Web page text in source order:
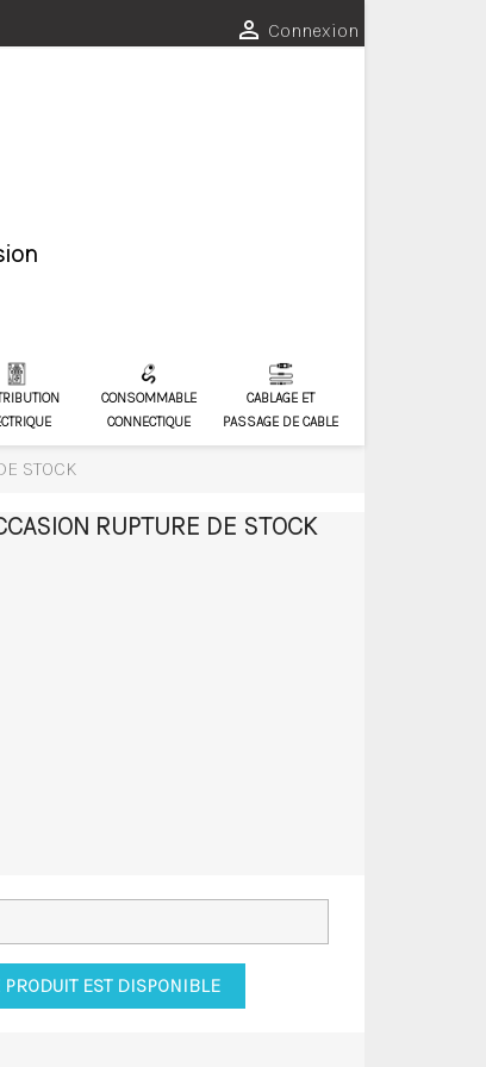
 Connexion
CONSOMMABLE
CONNECTIQUE
CABLAGE ET
PASSAGE DE CABLE
STOCK
RUPTURE DE STOCK
EST DISPONIBLE